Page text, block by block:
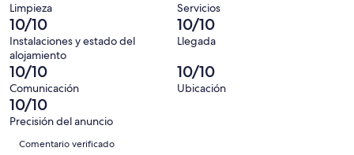
de
10
-
Excelente
una
puntuación
de
8
-
Bueno
con
una
puntuación
de
6
-
Normal
de
2
con
una
puntuación
de
4
-
Mediocre
total
de
2
con
una
puntuación
de
Limpieza Servicios
10/10
Instalaciones y estado del
alojamiento
10/10
Llegada
10/10
Comunicación
10/10
Ubicación
10/10
Precisión del anuncio
Comentarios
Comentario verificado